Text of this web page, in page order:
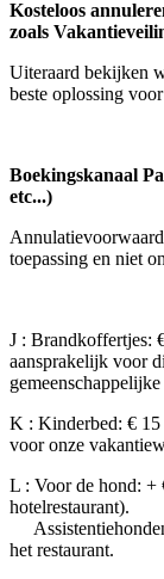
Kosteloos
zoals
Uiteraard bekijken
beste oplossing
Boekingskanaal
etc...)
toepassing en niet
J : Brandkoffertjes:
aansprakelijk voor
K : Kinderbed: € 15
voor onze
L : Voor de hond: +
hotelrestaurant).
het restaurant.